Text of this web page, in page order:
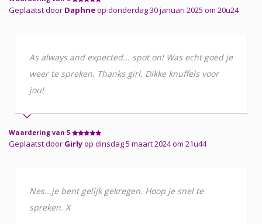
Geplaatst door Daphneop donderdag 30 januari 2025 om 20u24
As always and expected... spot on! Was echt goed je
weer te spreken. Thanks girl. Dikke knuffels voor
jou!
Waardering van 5
Geplaatst door Girlyop dinsdag 5 maart 2024 om 21u44
Nes...je bent gelijk gekregen. Hoop je snel te
spreken. X